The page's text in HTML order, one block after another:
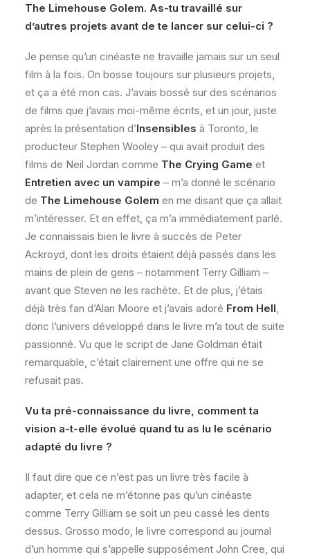
The Limehouse Golem. As-tu travaillé sur
d’autres projets avant de te lancer sur celui-ci ?
Je pense qu’un cinéaste ne travaille jamais sur un seul
film à la fois. On bosse toujours sur plusieurs projets,
et ça a été mon cas. J’avais bossé sur des scénarios
de films que j’avais moi-même écrits, et un jour, juste
après la présentation d’Insensibles à Toronto, le
producteur Stephen Wooley – qui avait produit des
films de Neil Jordan comme The Crying Game et
Entretien avec un vampire – m’a donné le scénario
de The Limehouse Golem en me disant que ça allait
m’intéresser. Et en effet, ça m’a immédiatement parlé.
Je connaissais bien le livre à succès de Peter
Ackroyd, dont les droits étaient déjà passés dans les
mains de plein de gens – notamment Terry Gilliam –
avant que Steven ne les rachète. Et de plus, j’étais
déjà très fan d’Alan Moore et j’avais adoré From Hell
donc l’univers développé dans le livre m’a tout de suite
passionné. Vu que le script de Jane Goldman était
remarquable, c’était clairement une offre qui ne se
refusait pas.
Vu ta pré-connaissance du livre, comment ta
vision a-t-elle évolué quand tu as lu le scénario
adapté du livre ?
Il faut dire que ce n’est pas un livre très facile à
adapter, et cela ne m’étonne pas qu’un cinéaste
comme Terry Gilliam se soit un peu cassé les dents
dessus. Grosso modo, le livre correspond au journal
d’un homme qui s’appelle supposément John Cree, qui